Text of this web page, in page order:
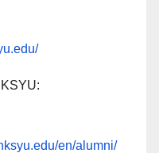
en/alumni/